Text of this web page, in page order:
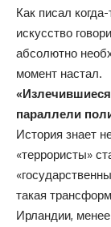
Как писал
искусство
абсолютно
момент настал.
параллели
История знает
«террористы»
такая
Ирландии,